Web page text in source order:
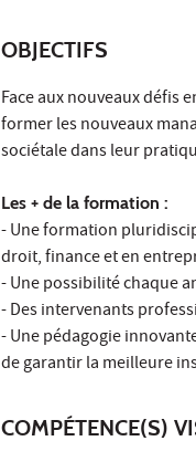
OBJECTIFS
Face aux nouveaux défis
former les nouveaux
sociétale dans leur
Les + de la formation :
- Une formation
droit, finance et en
- Une possibilité chaque
- Des intervenants
- Une pédagogie
de garantir la meilleure
COMPÉTENCE(S)